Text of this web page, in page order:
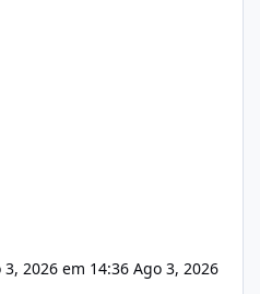
3, 2026 em 14:36 Ago 3, 2026